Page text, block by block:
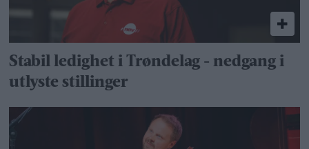
Stabil ledighet i Trøndelag - nedgang i
utlyste stillinger